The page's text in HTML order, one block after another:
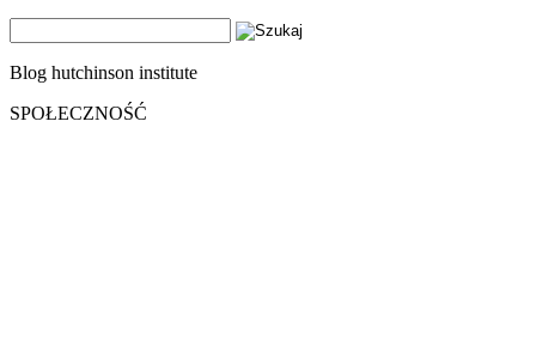
Blog hutchinson institute
SPOŁECZNOŚĆ